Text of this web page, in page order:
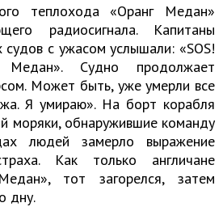
теплохода «Оранг Медан»
радиосигнала. Капитаны
судов с ужасом услышали: «SOS!
Медан». Судно продолжает
Может быть, уже умерли все
Я умираю». На борт корабля
моряки, обнаружившие команду
людей замерло выражение
Как только англичане
тот загорелся, затем
дну.